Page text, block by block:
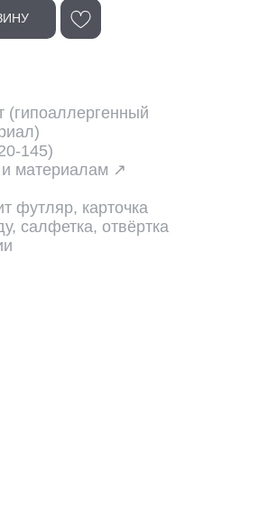
(гипоаллергенный
145)
материалам ↗
футляр, карточка
салфетка, отвёртка